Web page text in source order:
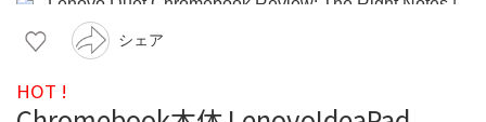
シェア
HOT !